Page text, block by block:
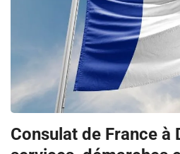
Consulat de France à